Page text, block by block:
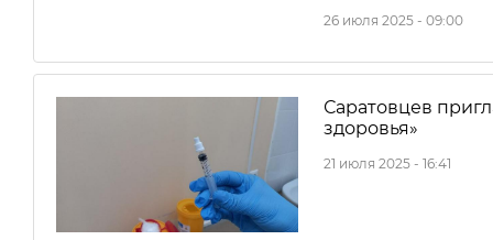
26 июля 2025 - 09:00
Саратовцев
здоровья»
21 июля 2025 - 16:41